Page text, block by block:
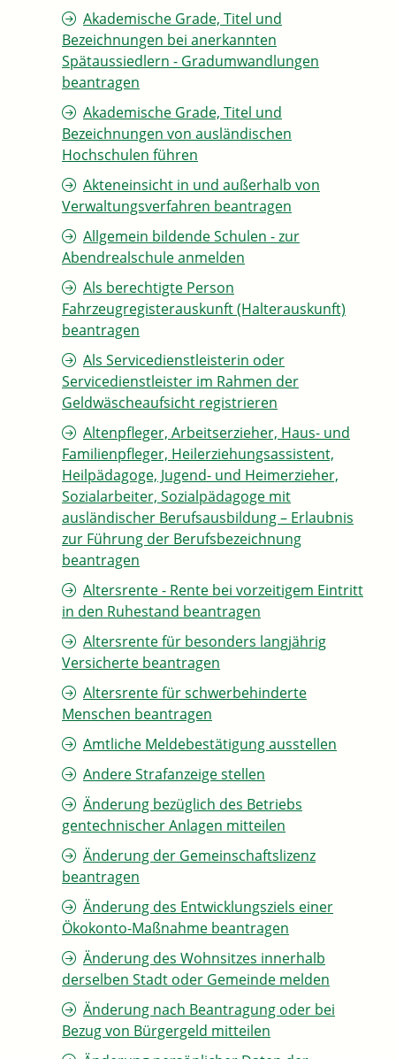
Akademische Grade, Titel und
Bezeichnungen bei anerkannten
Spätaussiedlern - Gradumwandlungen
beantragen
Akademische Grade, Titel und
Bezeichnungen von ausländischen
Hochschulen führen
Akteneinsicht in und außerhalb von
Verwaltungsverfahren beantragen
Allgemein bildende Schulen - zur
Abendrealschule anmelden
Als berechtigte Person
Fahrzeugregisterauskunft (Halterauskunft)
beantragen
Als Servicedienstleisterin oder
Servicedienstleister im Rahmen der
Geldwäscheaufsicht registrieren
Altenpfleger, Arbeitserzieher, Haus- und
Familienpfleger, Heilerziehungsassistent,
Heilpädagoge, Jugend- und Heimerzieher,
Sozialarbeiter, Sozialpädagoge mit
ausländischer Berufsausbildung – Erlaubnis
zur Führung der Berufsbezeichnung
beantragen
Altersrente - Rente bei vorzeitigem Eintritt
in den Ruhestand beantragen
Altersrente für besonders langjährig
Versicherte beantragen
Altersrente für schwerbehinderte
Menschen beantragen
Amtliche Meldebestätigung ausstellen
Andere Strafanzeige stellen
Änderung bezüglich des Betriebs
gentechnischer Anlagen mitteilen
Änderung der Gemeinschaftslizenz
beantragen
Änderung des Entwicklungsziels einer
Ökokonto-Maßnahme beantragen
Änderung des Wohnsitzes innerhalb
derselben Stadt oder Gemeinde melden
Änderung nach Beantragung oder bei
Bezug von Bürgergeld mitteilen